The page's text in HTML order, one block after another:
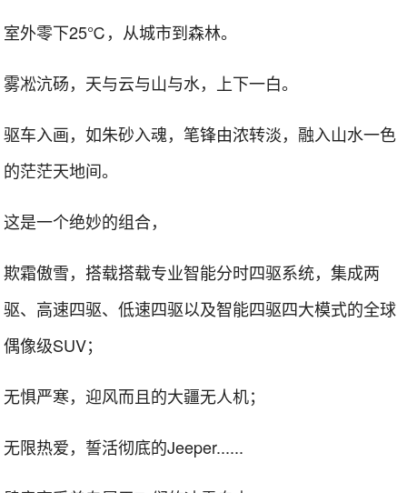
室外零下25℃，从城市到森林。
雾凇沆砀，天与云与山与水，上下一白。
驱车入画，如朱砂入魂，笔锋由浓转淡，融入山水一色
的茫茫天地间。
这是一个绝妙的组合，
欺霜傲雪，搭载搭载专业智能分时四驱系统，集成两
驱、高速四驱、低速四驱以及智能四驱四大模式的全球
偶像级SUV；
无惧严寒，迎风而且的大疆无人机；
无限热爱，誓活彻底的Jeeper......